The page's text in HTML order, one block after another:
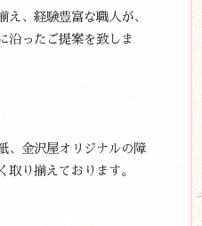
え、経験豊富な職人が、
沿ったご提案を致しま
、金沢屋オリジナルの障
取り揃えております。